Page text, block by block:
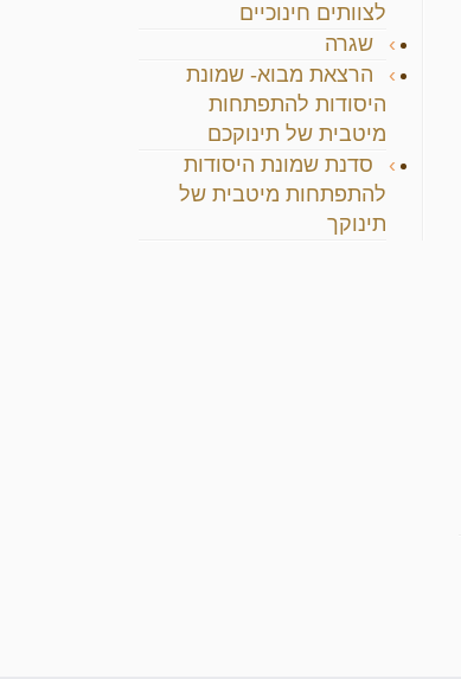
לצוותים חינוכיים
שגרה
הרצאת מבוא- שמונת
היסודות להתפתחות
מיטבית של תינוקכם
סדנת שמונת היסודות
להתפתחות מיטבית של
תינוקך